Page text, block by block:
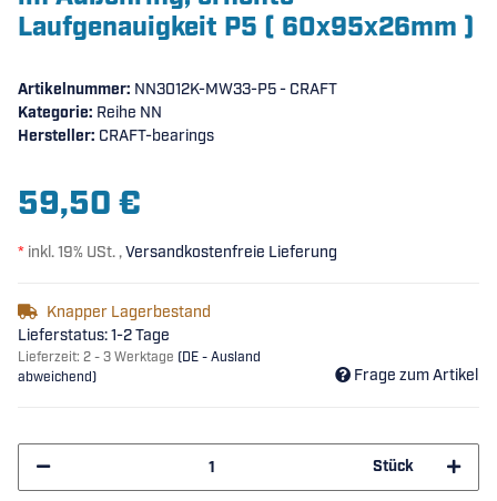
Laufgenauigkeit P5 ( 60x95x26mm )
Artikelnummer: NN3012K-MW33-P5 - CRAFT
Kategorie: Reihe NN
Hersteller: CRAFT-bearings
59,50 €
* inkl. 19% USt. ,Versandkostenfreie Lieferung
Knapper Lagerbestand
Lieferstatus: 1-2 Tage
Lieferzeit: 2 - 3 Werktage (DE - Ausland
abweichend)
Frage zum Artikel
Stück